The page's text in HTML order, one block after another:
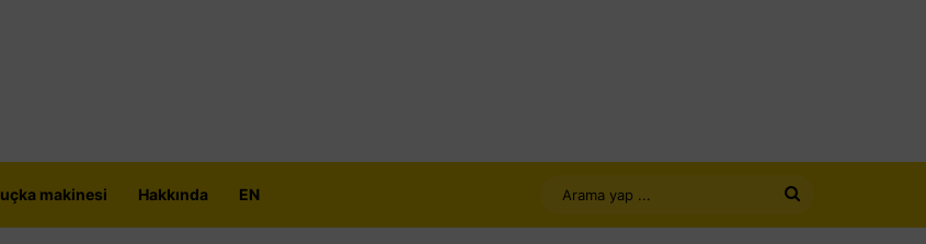
makinesi Hakkında EN
yap